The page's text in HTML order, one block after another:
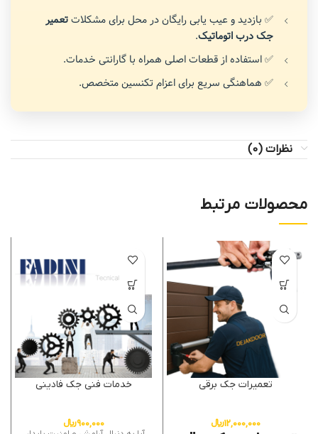
✅ بازدید و عیب یابی رایگان در محل برای مشکلاتتعمیر
جک درب اتوماتیک.
✅ استفاده از قطعات اصلی همراه با گارانتی خدمات.
✅ هماهنگی سریع برای اعزام تکنسین متخصص.
نظرات (0)
محصولات مرتبط
تعمیرات جک برقی
12,000,000﷼
خدمات فنی جک فادینی
900,000﷼